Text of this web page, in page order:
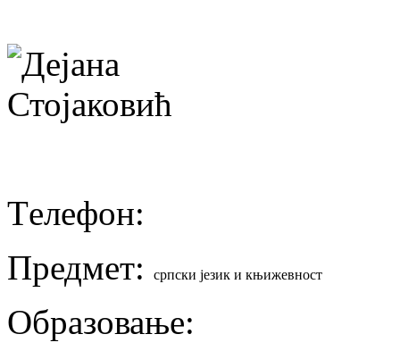
Tелефон:
Предмет:
српски језик и књижевност
Образовање: